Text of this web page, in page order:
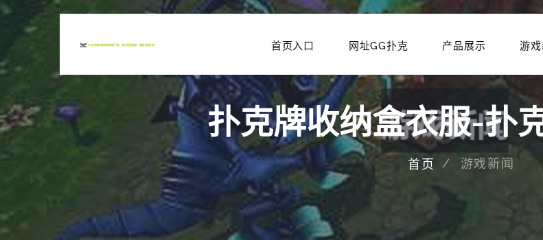
首页入口 网址GG扑克 产品展示 游戏
扑克牌收纳盒衣服-扑
首页 游戏新闻